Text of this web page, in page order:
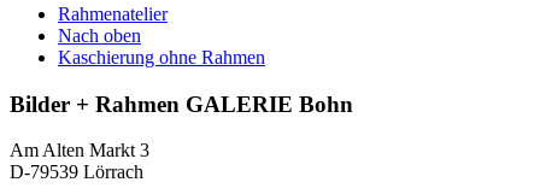
Rahmenatelier
Nach oben
Kaschierung ohne Rahmen
Bilder + Rahmen GALERIE Bohn
Am Alten Markt 3
D-79539 Lörrach